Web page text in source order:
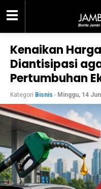
Kenaikan
Diantisipasi
Pertumbuhan
Kategori Bisnis - Minggu, 14